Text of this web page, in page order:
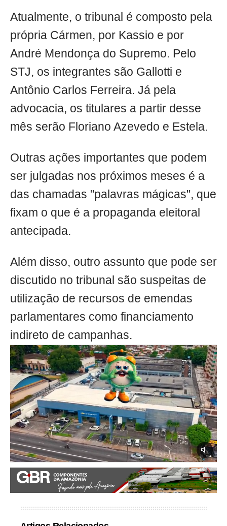
Atualmente, o tribunal é composto pela
própria Cármen, por Kassio e por
André Mendonça do Supremo. Pelo
STJ, os integrantes são Gallotti e
Antônio Carlos Ferreira. Já pela
advocacia, os titulares a partir desse
mês serão Floriano Azevedo e Estela.
Outras ações importantes que podem
ser julgadas nos próximos meses é a
das chamadas "palavras mágicas", que
fixam o que é a propaganda eleitoral
antecipada.
Além disso, outro assunto que pode ser
discutido no tribunal são suspeitas de
utilização de recursos de emendas
parlamentares como financiamento
indireto de campanhas.